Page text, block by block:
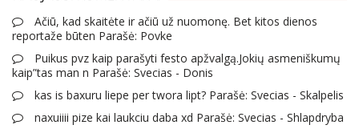
Ačiū, kad skaitėte ir ačiū už nuomonę. Bet kitos dienos
reportaže būten Parašė: Povke
Puikus pvz kaip parašyti festo apžvalgą.Jokių asmeniškumų
kaip”tas man n Parašė: Svecias - Donis
kas is baxuru liepe per twora lipt? Parašė: Svecias - Skalpelis
naxuiiii pize kai laukciu daba xd Parašė: Svecias - Shlapdryba